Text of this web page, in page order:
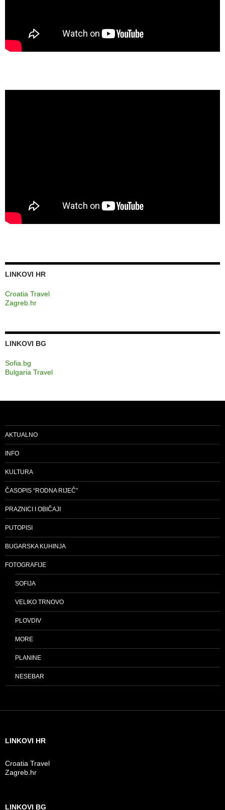
LINKOVI HR
Croatia Travel
Zagreb.hr
LINKOVI BG
Sofia.bg
Bulgaria Travel
AKTUALNO
INFO
KULTURA
ČASOPIS “RODNA RIJEČ”
PRAZNICI I OBIČAJI
PUTOPISI
BUGARSKA KUHINJA
FOTOGRAFIJE
SOFIJA
VELIKO TRNOVO
PLOVDIV
MORE
PLANINE
NESEBAR
LINKOVI HR
Croatia Travel
Zagreb.hr
LINKOVI BG